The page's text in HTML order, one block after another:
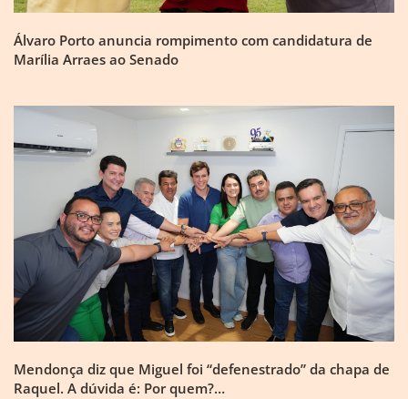
Álvaro Porto anuncia rompimento com candidatura de
Marília Arraes ao Senado
Mendonça diz que Miguel foi “defenestrado” da chapa de
Raquel. A dúvida é: Por quem?…